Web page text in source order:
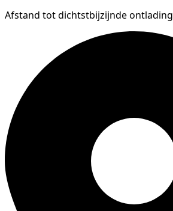
Afstand tot dichtstbijzijnde ontlading